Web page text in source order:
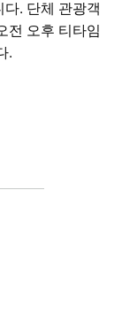
. 단체 관광객
전 오후 티타임
.
니다. 물이 없
나무 흔들 목
은 목마들이
업을 통해 베
양의 오래된